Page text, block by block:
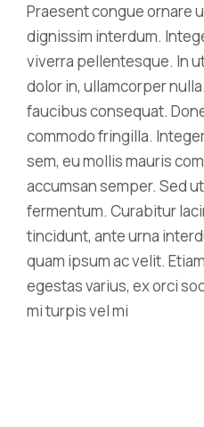
Praesent congue ornare
dignissim interdum.
viverra pellentesque. In
dolor in, ullamcorper
faucibus consequat.
commodo fringilla.
sem, eu mollis mauris
accumsan semper. Sed
fermentum. Curabitur
tincidunt, ante urna
quam ipsum ac velit.
egestas varius, ex orci
mi turpis vel mi